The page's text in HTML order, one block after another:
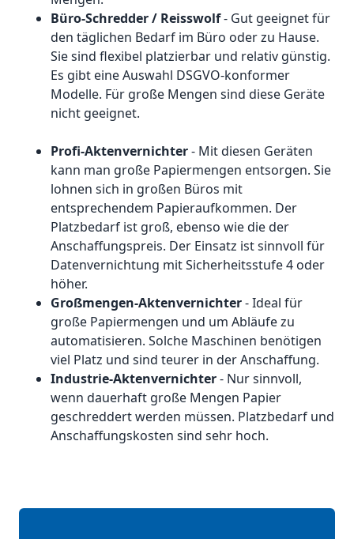
Büro-Schredder / Reisswolf- Gut geeignet für
den täglichen Bedarf im Büro oder zu Hause.
Sie sind flexibel platzierbar und relativ günstig.
Es gibt eine Auswahl DSGVO-konformer
Modelle. Für große Mengen sind diese Geräte
nicht geeignet.
Profi-Aktenvernichter- Mit diesen Geräten
kann man große Papiermengen entsorgen. Sie
lohnen sich in großen Büros mit
entsprechendem Papieraufkommen. Der
Platzbedarf ist groß, ebenso wie die der
Anschaffungspreis. Der Einsatz ist sinnvoll für
Datenvernichtung mit Sicherheitsstufe 4 oder
höher.
Großmengen-Aktenvernichter- Ideal für
große Papiermengen und um Abläufe zu
automatisieren. Solche Maschinen benötigen
viel Platz und sind teurer in der Anschaffung.
Industrie-Aktenvernichter- Nur sinnvoll,
wenn dauerhaft große Mengen Papier
geschreddert werden müssen. Platzbedarf und
Anschaffungskosten sind sehr hoch.